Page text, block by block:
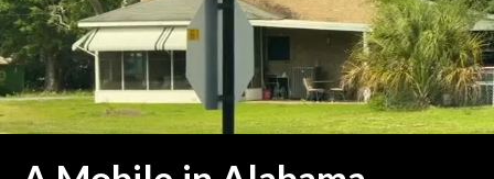
SASSARI E PROVINCIA
GALLURA
NUORO E PROVINCIA
OGLIASTRA